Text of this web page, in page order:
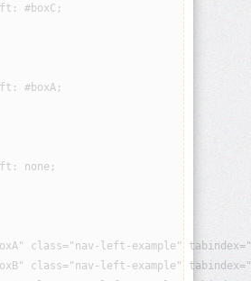
#boxC;
#boxA;
none;
class="nav-left-example"
class="nav-left-example"